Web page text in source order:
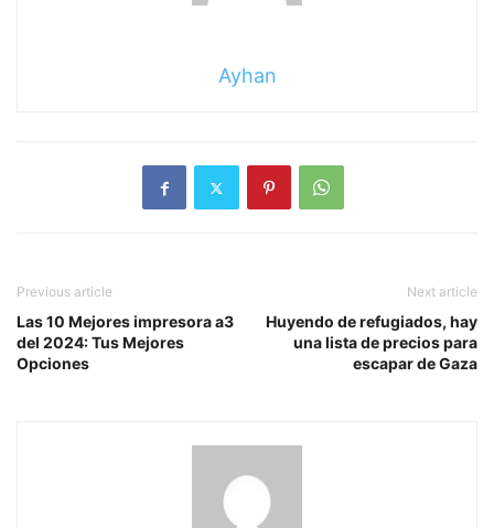
Ayhan
Previous article
Las 10 Mejores impresora a3
del 2024: Tus Mejores
Opciones
Next article
Huyendo de refugiados, hay
una lista de precios para
escapar de Gaza